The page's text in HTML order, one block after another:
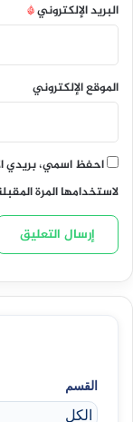
البريد الإلكتروني*
الموقع الإلكتروني
احفظ اسمي، بريدي
لاستخدامها المرة
القسم